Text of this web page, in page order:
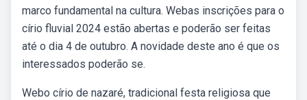
marco fundamental na cultura. Webas inscrições para o
círio fluvial 2024 estão abertas e poderão ser feitas
até o dia 4 de outubro. A novidade deste ano é que os
interessados poderão se.
Webo círio de nazaré, tradicional festa religiosa que